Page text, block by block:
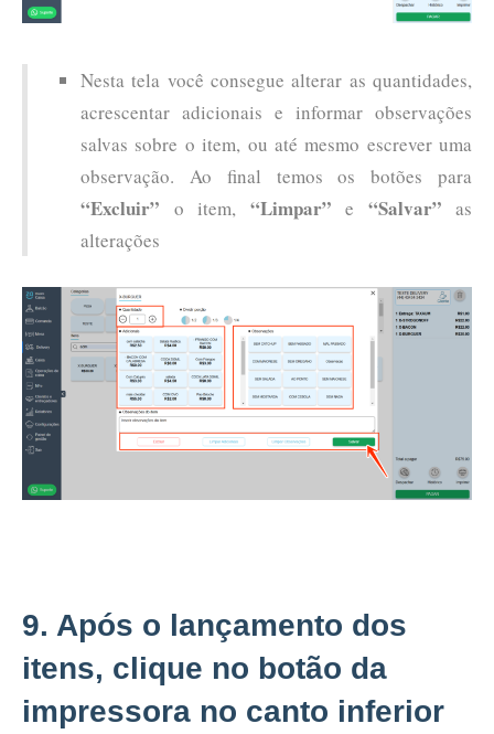
Nesta tela você consegue alterar as quantidades,
acrescentar adicionais e informar observações
salvas sobre o item, ou até mesmo escrever uma
observação. Ao final temos os botões para
“Excluir” o item, “Limpar” e “Salvar” as
alterações
9. Após o lançamento dos
itens, clique no botão da
impressora no canto inferior